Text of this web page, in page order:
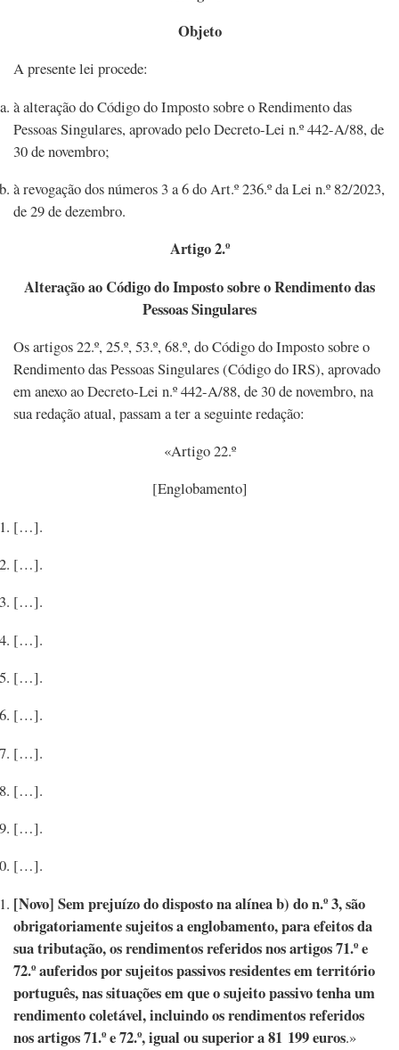
Objeto
A presente lei procede:
à alteração do Código do Imposto sobre o Rendimento das
Pessoas Singulares, aprovado pelo Decreto-Lei n.º 442-A/88, de
30 de novembro;
à revogação dos números 3 a 6 do Art.º 236.º da Lei n.º 82/2023,
de 29 de dezembro.
Artigo 2.º
Alteração ao Código do Imposto sobre o Rendimento das
Pessoas Singulares
Os artigos 22.º, 25.º, 53.º, 68.º, do Código do Imposto sobre o
Rendimento das Pessoas Singulares (Código do IRS), aprovado
em anexo ao Decreto-Lei n.º 442-A/88, de 30 de novembro, na
sua redação atual, passam a ter a seguinte redação:
«Artigo 22.º
[Englobamento]
[…].
[…].
[…].
[…].
[…].
[…].
[…].
[…].
[…].
[…].
[Novo] Sem prejuízo do disposto na alínea b) do n.º 3, são
obrigatoriamente sujeitos a englobamento, para efeitos da
sua tributação, os rendimentos referidos nos artigos 71.º e
72.º auferidos por sujeitos passivos residentes em território
português, nas situações em que o sujeito passivo tenha um
rendimento coletável, incluindo os rendimentos referidos
nos artigos 71.º e 72.º, igual ou superior a81 199euros.»